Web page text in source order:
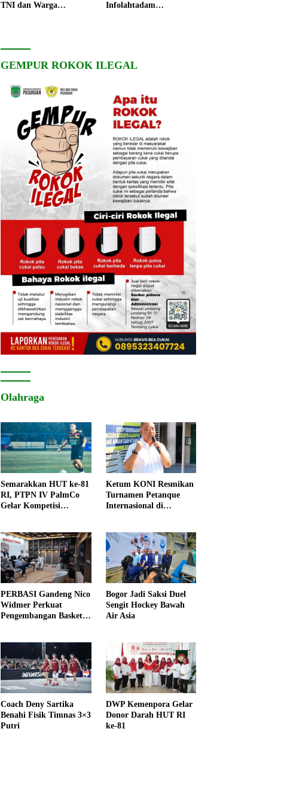
TNI dan Warga
Infolahtadam
GEMPUR ROKOK ILEGAL
Olahraga
Semarakkan HUT ke-81
RI, PTPN IV PalmCo
Gelar Kompetisi
Ketum KONI Resmikan
Turnamen Petanque
Internasional di
PERBASI Gandeng Nico
Widmer Perkuat
Pengembangan Basket
Bogor Jadi Saksi Duel
Sengit Hockey Bawah
Air Asia
Coach Deny Sartika
Benahi Fisik Timnas 3×3
Putri
DWP Kemenpora Gelar
Donor Darah HUT RI
ke-81